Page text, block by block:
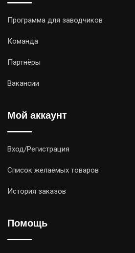
Программа для заводчиков
Команда
Партнёры
Вакансии
Мой аккаунт
Вход/Регистрация
Список желаемых товаров
История заказов
Помощь